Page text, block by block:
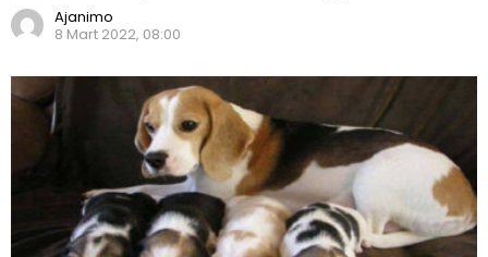
Ajanimo
8 Mart 2022, 08:00